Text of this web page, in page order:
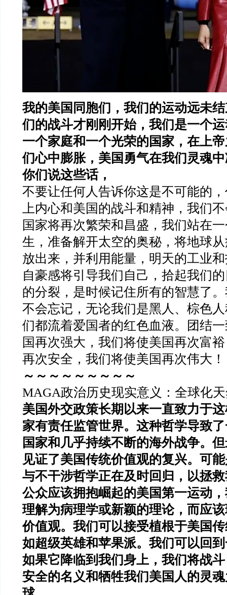
我的美国同胞们，我们的运动远未
们的战斗才刚刚开始，我们是一个
一个家庭和一个光荣的国家，在上
们心中膨胀，美国勇气在我们灵魂
你们说这些话，
不要让任何人告诉你这是不可能的
上内心和美国的战斗和精神，我们
国家将再次繁荣和昌盛，我们站在
生，准备解开太空的奥秘，将地球
放出来，并利用能量，明天的工业
自豪感将引导我们自己，拾起我们
的分裂，是时候记住所有的智慧了
不会忘记，无论我们是黑人、棕色
们都流着爱国者的红色血液。团结
国再次强大，我们将使美国再次富
再次安全，我们将使美国再次伟大！
～～～～～～～～～
MAGA政治历史现实意义：全球化
美国外交政策长期以来一直致力于
家有责任监管世界。这种哲学导致
国家和几乎持续不断的海外战争。
见证了美国传统价值观的复兴。可
与不干涉哲学正在及时回归，以拯
公众应该拥抱崛起的美国第一运动
理解为病理学或新颖的理论，而应
价值观。我们可以接受植根于美国
如超级英雄和苹果派。我们可以回
如果它降临到我们身上，我们将战
安全的名义和牺牲我们美国人的灵